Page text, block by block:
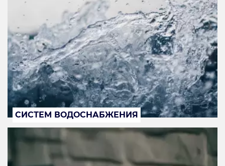
СИСТЕМ ВОДОСНАБЖЕНИЯ